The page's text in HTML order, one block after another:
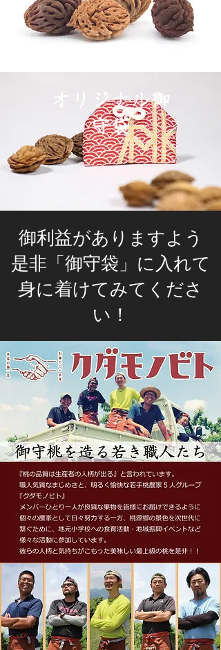
​オリジナル御
守袋
御利益がありますよう
是非「御守袋」に入れて
身に着けてみてくださ
い！